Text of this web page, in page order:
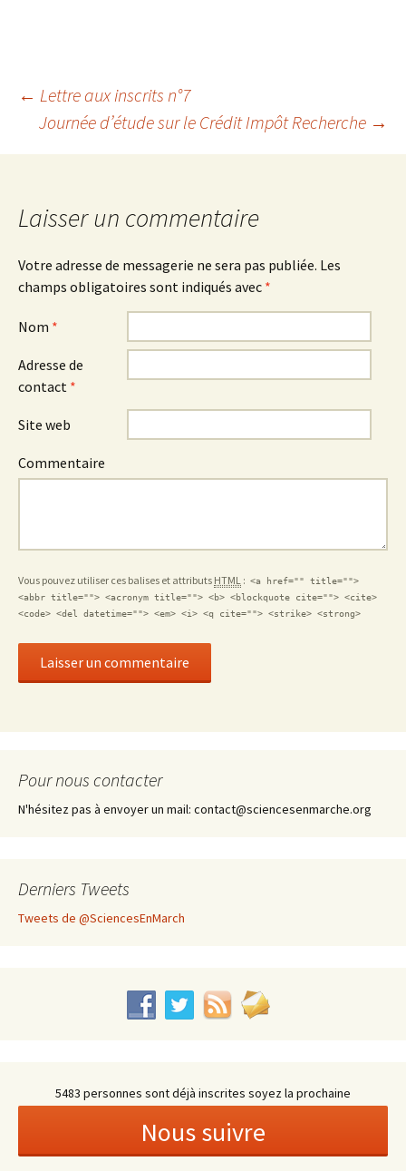
Navigation des articles
← Lettre aux inscrits n°7
Journée d’étude sur le Crédit Impôt Recherche →
Laisser un commentaire
Votre adresse de messagerie ne sera pas publiée. Les
champs obligatoires sont indiqués avec *
Nom *
Adresse de
contact *
Site web
Commentaire
Vous pouvez utiliser ces balises et attributs HTML : <a href="" title="">
<abbr title=""> <acronym title=""> <b> <blockquote cite=""> <cite>
<code> <del datetime=""> <em> <i> <q cite=""> <strike> <strong>
Pour nous contacter
N'hésitez pas à envoyer un mail: contact@sciencesenmarche.org
Derniers Tweets
Tweets de @SciencesEnMarch
5483 personnes sont déjà inscrites soyez la prochaine